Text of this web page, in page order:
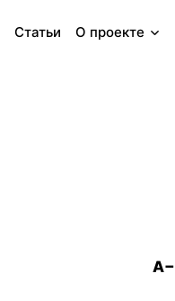
Статьи О проекте
A−